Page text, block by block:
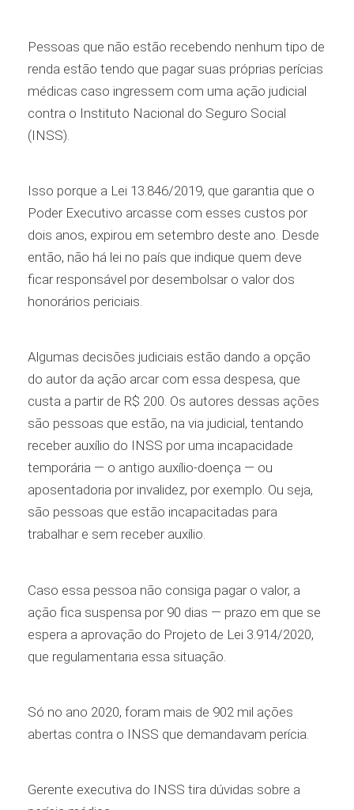
Pessoas que não estão recebendo nenhum tipo de
renda estão tendo que pagar suas próprias perícias
médicas caso ingressem com uma ação judicial
contra o Instituto Nacional do Seguro Social
(INSS).
Isso porque a Lei 13.846/2019, que garantia que o
Poder Executivo arcasse com esses custos por
dois anos, expirou em setembro deste ano. Desde
então, não há lei no país que indique quem deve
ficar responsável por desembolsar o valor dos
honorários periciais.
Algumas decisões judiciais estão dando a opção
do autor da ação arcar com essa despesa, que
custa a partir de R$ 200. Os autores dessas ações
são pessoas que estão, na via judicial, tentando
receber auxílio do INSS por uma incapacidade
temporária — o antigo auxílio-doença — ou
aposentadoria por invalidez, por exemplo. Ou seja,
são pessoas que estão incapacitadas para
trabalhar e sem receber auxílio.
Caso essa pessoa não consiga pagar o valor, a
ação fica suspensa por 90 dias — prazo em que se
espera a aprovação do Projeto de Lei 3.914/2020,
que regulamentaria essa situação.
Só no ano 2020, foram mais de 902 mil ações
abertas contra o INSS que demandavam perícia.
Gerente executiva do INSS tira dúvidas sobre a